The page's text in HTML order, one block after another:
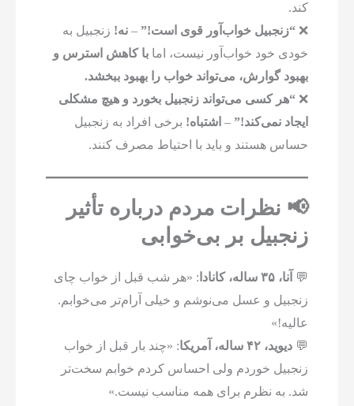
کند.
❌“زنجبیل خواب‌آور قوی است!” –نه! زنجبیل به
خودی خود خواب‌آور نیست، امابا کاهش استرس و
بهبود گوارش، می‌تواند خواب را بهبود ببخشد.
❌“هر کسی می‌تواند زنجبیل بخورد و هیچ مشکلی
ایجاد نمی‌کند!” – اشتباه! برخی افراد به زنجبیل
حساس هستند و باید با احتیاط مصرف کنند.
📢 نظرات مردم درباره تأثیر
زنجبیل بر بی‌خوابی
💬 آنا، ۳۵ ساله، کانادا
: «هر شب قبل از خواب چای
زنجبیل و عسل می‌نوشم و خیلی آرام‌تر می‌خوابم.
عالیه!»
💬دیوید، ۴۲ ساله، آمریکا
: «چند بار قبل از خواب
زنجبیل خوردم ولی احساس کردم خوابم سخت‌تر
شد. به نظرم برای همه مناسب نیست.»